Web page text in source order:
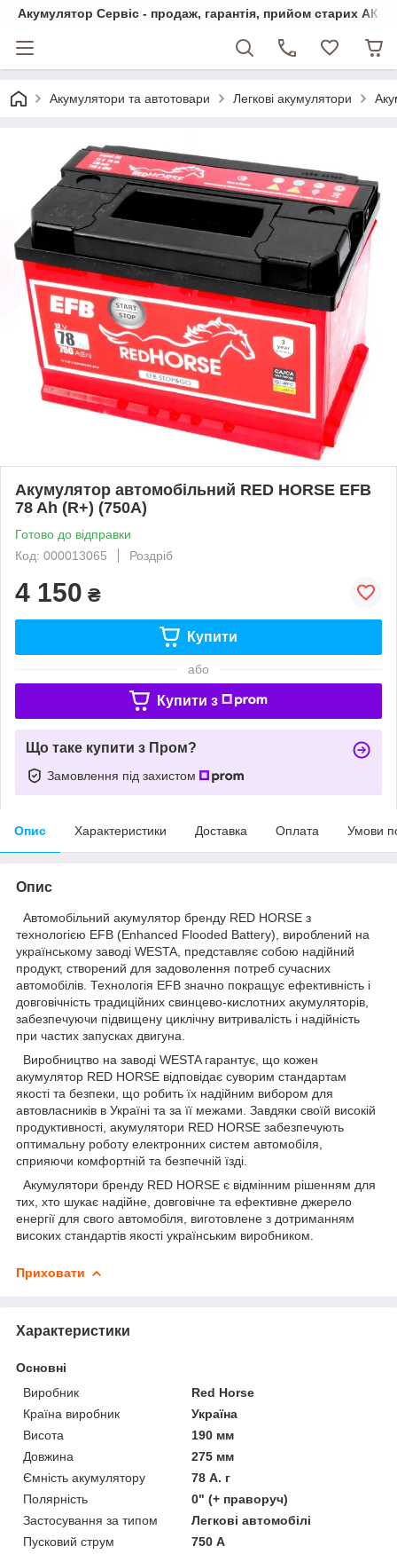
Акумулятор Сервіс - продаж, гарантія, прийом старих АКБ
Акумулятори та автотовари Легкові акумулятори
Акумулятор автомобільний RED HORSE EFB
78 Ah (R+) (750A)
Готово до відправки
Код: 000013065
Роздріб
4 150 ₴
Купити
або
Купити з
Що таке купити з Пром?
Замовлення під захистом
Опис Характеристики Доставка Оплата Умови
Опис
Автомобільний акумулятор бренду RED HORSE з
технологією EFB (Enhanced Flooded Battery), вироблений на
українському заводі WESTA, представляє собою надійний
продукт, створений для задоволення потреб сучасних
автомобілів. Технологія EFB значно покращує ефективність і
довговічність традиційних свинцево-кислотних акумуляторів,
забезпечуючи підвищену циклічну витривалість і надійність
при частих запусках двигуна.
Виробництво на заводі WESTA гарантує, що кожен
акумулятор RED HORSE відповідає суворим стандартам
якості та безпеки, що робить їх надійним вибором для
автовласників в Україні та за її межами. Завдяки своїй високій
продуктивності, акумулятори RED HORSE забезпечують
оптимальну роботу електронних систем автомобіля,
сприяючи комфортній та безпечній їзді.
Акумулятори бренду RED HORSE є відмінним рішенням для
тих, хто шукає надійне, довговічне та ефективне джерело
енергії для свого автомобіля, виготовлене з дотриманням
високих стандартів якості українським виробником.
Приховати
Характеристики
Основні
Виробник
Red Horse
Країна виробник
Україна
Висота
190 мм
Довжина
275 мм
Ємність акумулятору
78 А. г
Полярність
0" (+ праворуч)
Застосування за типом
Легкові автомобілі
Пусковий струм
750 А